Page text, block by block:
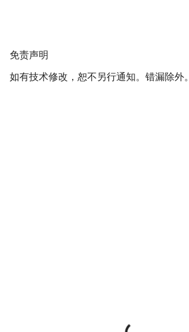
免
声
免责声明
如有技术修改，恕不另行通知。错漏除外。
您需要帮助吗？